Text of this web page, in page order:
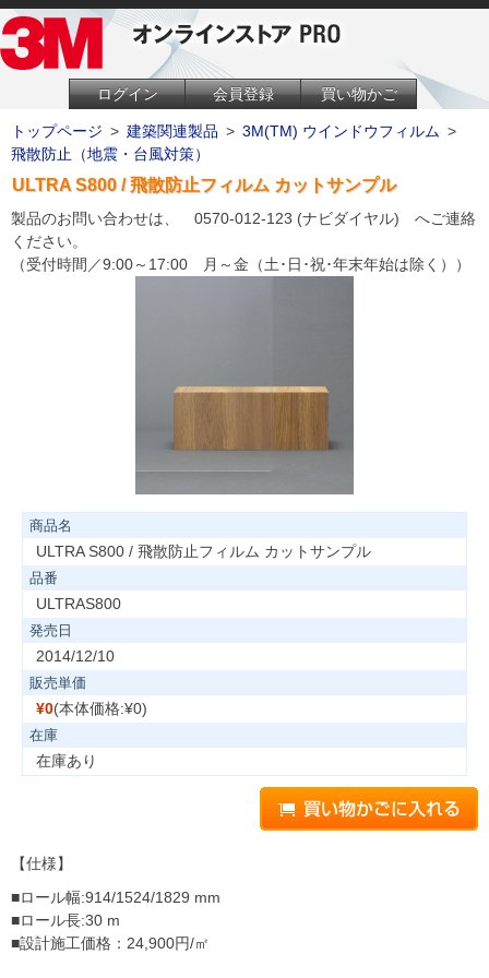
ログイン 会員登録 買い物かご
トップページ > 建築関連製品 > 3M(TM) ウインドウフィルム >
飛散防止（地震・台風対策）
ULTRA S800 / 飛散防止フィルム カットサンプル
製品のお問い合わせは、 0570-012-123 (ナビダイヤル) へご連絡
ください。
（受付時間／9:00～17:00 月～金（土･日･祝･年末年始は除く））
商品名
ULTRA S800 / 飛散防止フィルム カットサンプル
品番
ULTRAS800
発売日
2014/12/10
販売単価
¥0(本体価格:¥0)
在庫
在庫あり
【仕様】
■ロール幅:914/1524/1829 mm
■ロール長:30 m
■設計施工価格：24,900円/㎡